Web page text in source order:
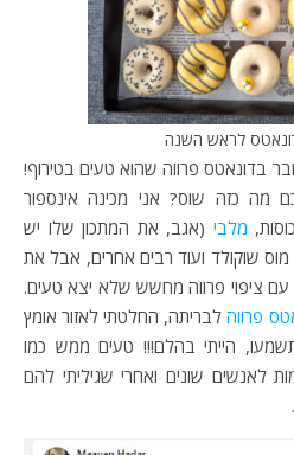
לראש השנה
בדונאטס פרווה שהוא טעים בטירוף!
כזה שוס? אני מכינה אינספור
מלבי (אגב, את המתכון שלו יש
שוקולד ועוד רבים אחרים, אבל את
עם ציפוי פרווה מחשש שלא יצא טעים.
פרווהלבריתה, החלטתי לאזור אומץ
תשמעו, הייתי בהלם!!! טעים ממש כמו
לאנשים שונים ואחרי שגיליתי להם